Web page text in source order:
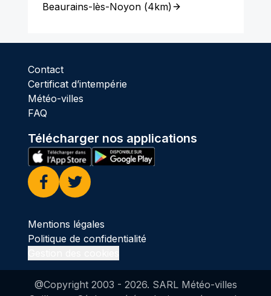
Beaurains-lès-Noyon(4km)
Contact
Certificat d’intempérie
Météo-villes
FAQ
Télécharger nos applications
Facebook
Twitter
Mentions légales
Politique de confidentialité
@Copyright 2003 - 2026. SARL Météo-villes